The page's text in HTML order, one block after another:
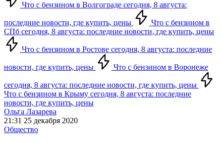
Что с бензином в Волгограде сегодня, 8 августа:
последние новости, где купить, цены
Что с бензином в
СПб сегодня, 8 августа: последние новости, где купить, цены
Что с бензином в Ростове сегодня, 8 августа: последние
новости, где купить, цены Что с бензином в Воронеже
сегодня, 8 августа: последние новости, где купить, цены
Что с бензином в Крыму сегодня, 8 августа: последние
новости, где купить, цены
Ольга Лазарева
21:31 25 декабря 2020
Общество